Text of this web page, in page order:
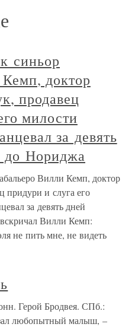
синьор
доктор
продавец
милости
за девять
до Нориджа
Вилли Кемп, доктор
придури и слуга его
за девять дней
Вилли Кемп:
не пить мне, не видеть
Герой Бродвея. СПб.:
любопытный малыш, –